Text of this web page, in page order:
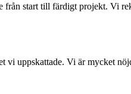
start till färdigt projekt. Vi
vi uppskattade. Vi är mycket